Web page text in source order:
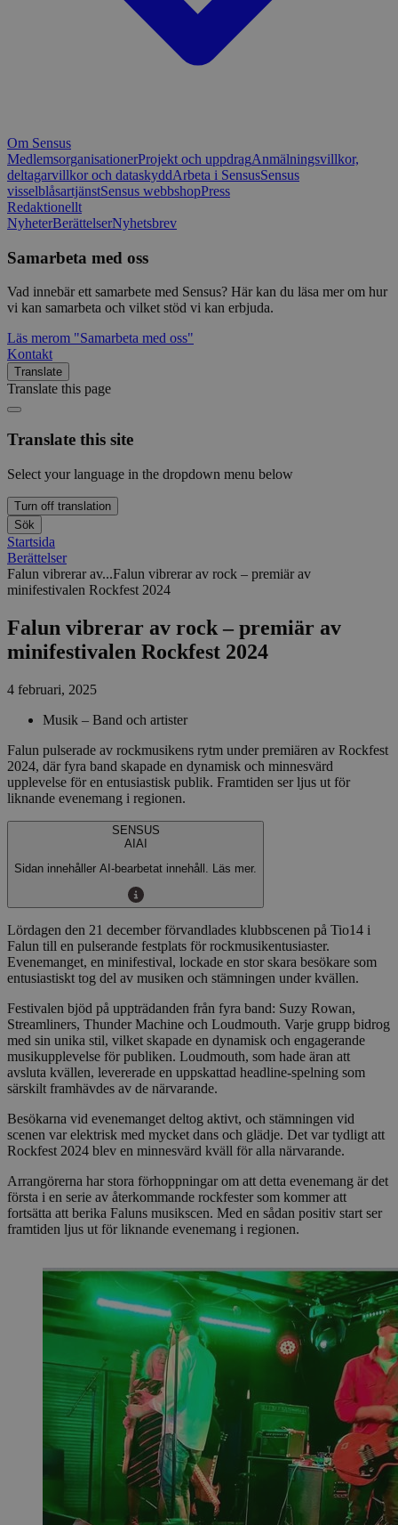
Om Sensus
MedlemsorganisationerProjekt och uppdragAnmälningsvillkor,
deltagarvillkor och dataskyddArbeta i SensusSensus
visselblåsartjänstSensus webbshopPress
Redaktionellt
NyheterBerättelserNyhetsbrev
Samarbeta med oss
Vad innebär ett samarbete med Sensus? Här kan du läsa mer om hur
vi kan samarbeta och vilket stöd vi kan erbjuda.
Läs merom "Samarbeta med oss"
Kontakt
Translate
Translate this page
Translate this site
Select your language in the dropdown menu below
Turn off translation
Sök
Startsida
Berättelser
Falun vibrerar av...Falun vibrerar av rock – premiär av
minifestivalen Rockfest 2024
Falun vibrerar av rock – premiär av
minifestivalen Rockfest 2024
4 februari, 2025
Musik – Band och artister
Falun pulserade av rockmusikens rytm under premiären av Rockfest
2024, där fyra band skapade en dynamisk och minnesvärd
upplevelse för en entusiastisk publik. Framtiden ser ljus ut för
liknande evenemang i regionen.
SENSUS
AIAI
Sidan innehåller AI-bearbetat innehåll. Läs mer.
Lördagen den 21 december förvandlades klubbscenen på Tio14 i
Falun till en pulserande festplats för rockmusikentusiaster.
Evenemanget, en minifestival, lockade en stor skara besökare som
entusiastiskt tog del av musiken och stämningen under kvällen.
Festivalen bjöd på uppträdanden från fyra band: Suzy Rowan,
Streamliners, Thunder Machine och Loudmouth. Varje grupp bidrog
med sin unika stil, vilket skapade en dynamisk och engagerande
musikupplevelse för publiken. Loudmouth, som hade äran att
avsluta kvällen, levererade en uppskattad headline-spelning som
särskilt framhävdes av de närvarande.
Besökarna vid evenemanget deltog aktivt, och stämningen vid
scenen var elektrisk med mycket dans och glädje. Det var tydligt att
Rockfest 2024 blev en minnesvärd kväll för alla närvarande.
Arrangörerna har stora förhoppningar om att detta evenemang är det
första i en serie av återkommande rockfester som kommer att
fortsätta att berika Faluns musikscen. Med en sådan positiv start ser
framtiden ljus ut för liknande evenemang i regionen.